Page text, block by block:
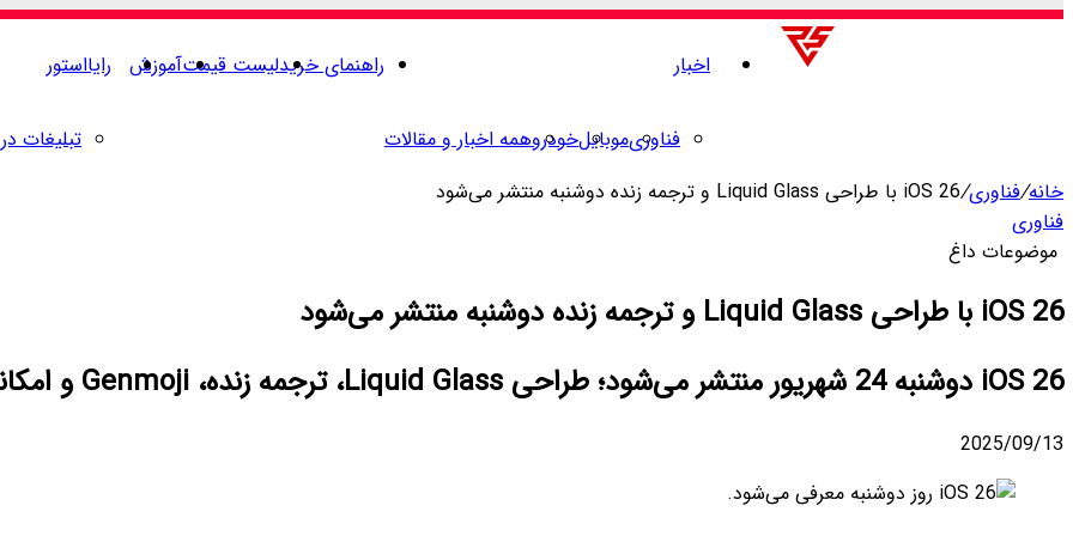
اخبار
فناوریموبایلخودروهمه اخبار و مقالات
راهنمای خریدلیست قیمتآموزش رایااستور
تبلیغات
خانه/فناوری/iOS 26 با طراحی Liquid Glass و ترجمه زنده دوشنبه منتشر می‌شود
فناوری
موضوعات داغ
iOS 26 با طراحی Liquid Glass و ترجمه زنده دوشنبه منتشر می‌شود
iOS 26 دوشنبه 24 شهریور منتشر می‌شود؛ طراحی Liquid Glass، ترجمه زنده، Genmoji و امکانات جدید در راه‌اند.
2025/09/13